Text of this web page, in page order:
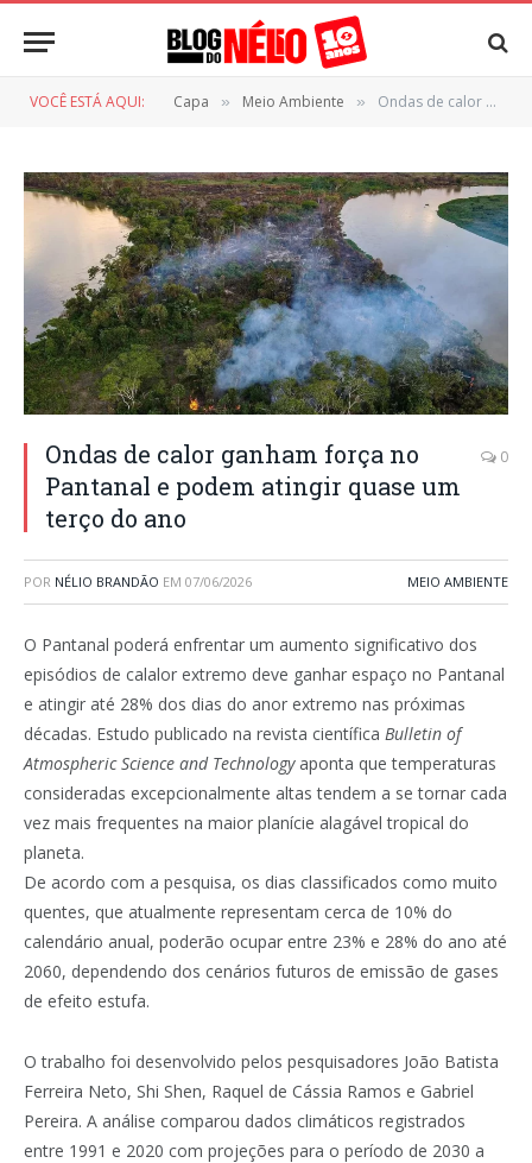
VOCÊ ESTÁ AQUI: Capa » Meio Ambiente » Ondas de calor ganham força no Pantanal e podem atingir quase um terço do ano
Ondas de calor ganham força no
Pantanal e podem atingir quase um
terço do ano
0
POR NÉLIO BRANDÃO EM 07/06/2026 MEIO AMBIENTE
O Pantanal poderá enfrentar um aumento significativo dos
episódios de calalor extremo deve ganhar espaço no Pantanal
e atingir até 28% dos dias do anor extremo nas próximas
décadas. Estudo publicado na revista científica Bulletin of
Atmospheric Science and Technologyaponta que temperaturas
consideradas excepcionalmente altas tendem a se tornar cada
vez mais frequentes na maior planície alagável tropical do
planeta.
De acordo com a pesquisa, os dias classificados como muito
quentes, que atualmente representam cerca de 10% do
calendário anual, poderão ocupar entre 23% e 28% do ano até
2060, dependendo dos cenários futuros de emissão de gases
de efeito estufa.
O trabalho foi desenvolvido pelos pesquisadores João Batista
Ferreira Neto, Shi Shen, Raquel de Cássia Ramos e Gabriel
Pereira. A análise comparou dados climáticos registrados
entre 1991 e 2020 com projeções para o período de 2030 a